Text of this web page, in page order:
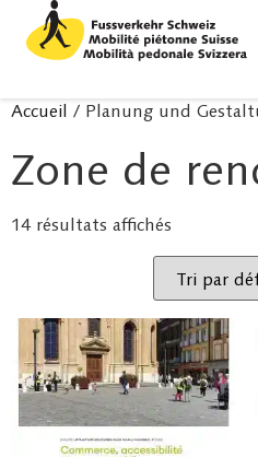
Accueil / Planung und
Zone de
14 résultats affichés